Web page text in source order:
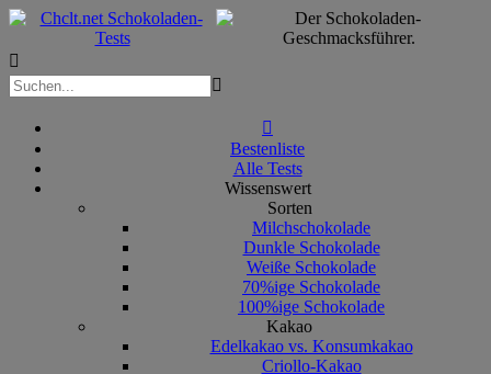



Bestenliste
Alle Tests
Wissenswert
Sorten
Milchschokolade
Dunkle Schokolade
Weiße Schokolade
70%ige Schokolade
100%ige Schokolade
Kakao
Edelkakao vs. Konsumkakao
Criollo-Kakao